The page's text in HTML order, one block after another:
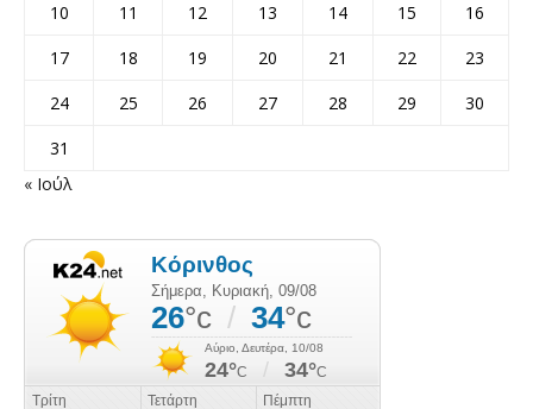
10
11 12 13 14 15
16
17
18 19 20 21 22
23
24
25 26 27 28 29
30
31
« Ιούλ